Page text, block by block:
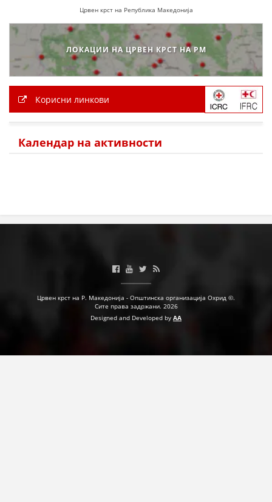
ФОРМУЛАРИ ЗА БАРАЊА
ЗДРАВСТВЕНО ПРЕВЕНТИВНА ДЕЈНОСТ
КРВОДАРИТЕЛСТВО
ПРИРАЧНИЦИ
ЕДУКАТИВНО ИНФОРМАТИВНИ МАТЕРИЈАЛИ
Црвен крст на Република Македонија
ЛОКАЦИИ НА ЦРВЕН КРСТ НА РМ
Корисни линкови
Календар на активности
Црвен крст на Р. Македонија - Општинска организација Охрид ©.
Сите права задржани. 2026
Designed and Developed by AA